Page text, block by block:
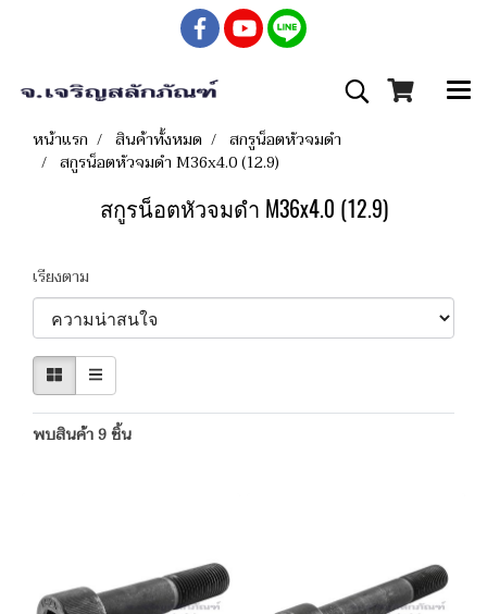
หน้าแรก สินค้าทั้งหมด
สกรูน็อตหัวจมดำ
สกูรน็อตหัวจมดำ M36x4.0 (12.9)
สกูรน็อตหัวจมดำ M36x4.0 (12.9)
เรียงตาม
พบสินค้า 9 ชิ้น